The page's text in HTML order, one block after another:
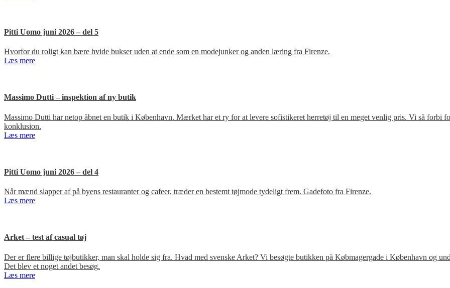
Pitti Uomo juni 2026 – del 5
Hvorfor du roligt kan bære hvide bukser uden at ende som en modejunker og anden læring fra Firenze.
Læs mere
Massimo Dutti – inspektion af ny butik
Massimo Dutti har netop åbnet en butik i København. Mærket har et ry for at levere sofistikeret herretøj til en meget venlig pris. Vi så forbi
konklusion.
Læs mere
Pitti Uomo juni 2026 – del 4
Når mænd slapper af på byens restauranter og cafeer, træder en bestemt tøjmode tydeligt frem. Gadefoto fra Firenze.
Læs mere
Arket – test af casual tøj
Der er flere billige tøjbutikker, man skal holde sig fra. Hvad med svenske Arket? Vi besøgte butikken på Købmagergade i København og
Det blev et noget andet besøg.
Læs mere